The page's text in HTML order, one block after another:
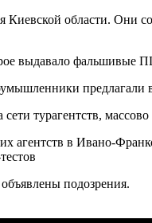
Киевской области. Они
выдавало фальшивые
турагентств,
агентств в Ивано-
подозрения.